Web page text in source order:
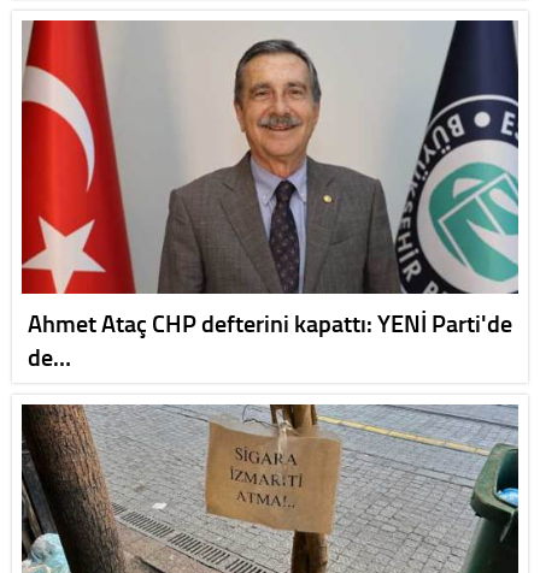
Ahmet Ataç CHP defterini kapattı: YENİ Parti'de
de…